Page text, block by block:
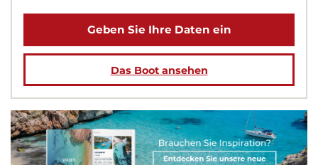
Geben Sie Ihre Daten ein
Das Boot ansehen